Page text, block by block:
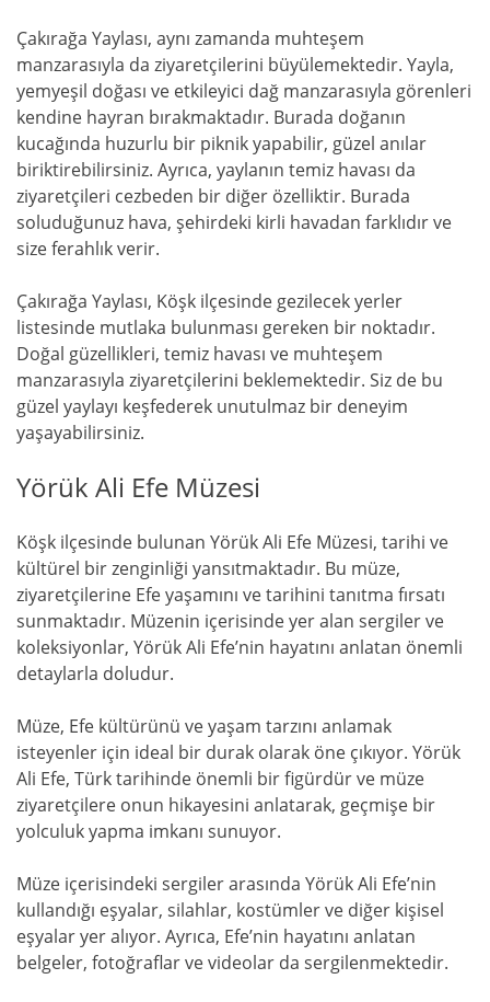
Çakırağa Yaylası, aynı zamanda muhteşem
manzarasıyla da ziyaretçilerini büyülemektedir. Yayla,
yemyeşil doğası ve etkileyici dağ manzarasıyla görenleri
kendine hayran bırakmaktadır. Burada doğanın
kucağında huzurlu bir piknik yapabilir, güzel anılar
biriktirebilirsiniz. Ayrıca, yaylanın temiz havası da
ziyaretçileri cezbeden bir diğer özelliktir. Burada
soluduğunuz hava, şehirdeki kirli havadan farklıdır ve
size ferahlık verir.
Çakırağa Yaylası, Köşk ilçesinde gezilecek yerler
listesinde mutlaka bulunması gereken bir noktadır.
Doğal güzellikleri, temiz havası ve muhteşem
manzarasıyla ziyaretçilerini beklemektedir. Siz de bu
güzel yaylayı keşfederek unutulmaz bir deneyim
yaşayabilirsiniz.
Yörük Ali Efe Müzesi
Köşk ilçesinde bulunan Yörük Ali Efe Müzesi, tarihi ve
kültürel bir zenginliği yansıtmaktadır. Bu müze,
ziyaretçilerine Efe yaşamını ve tarihini tanıtma fırsatı
sunmaktadır. Müzenin içerisinde yer alan sergiler ve
koleksiyonlar, Yörük Ali Efe’nin hayatını anlatan önemli
detaylarla doludur.
Müze, Efe kültürünü ve yaşam tarzını anlamak
isteyenler için ideal bir durak olarak öne çıkıyor. Yörük
Ali Efe, Türk tarihinde önemli bir figürdür ve müze
ziyaretçilere onun hikayesini anlatarak, geçmişe bir
yolculuk yapma imkanı sunuyor.
Müze içerisindeki sergiler arasında Yörük Ali Efe’nin
kullandığı eşyalar, silahlar, kostümler ve diğer kişisel
eşyalar yer alıyor. Ayrıca, Efe’nin hayatını anlatan
belgeler, fotoğraflar ve videolar da sergilenmektedir.